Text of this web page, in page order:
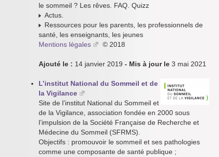
le sommeil ? Les rêves. FAQ. Quizz
Actus.
Ressources pour les parents, les professionnels de
santé, les enseignants, les jeunes
Mentions légales
© 2018
Ajouté le : 14 janvier 2019 - Mis à jour le 3 mai 2021
L’institut National du Sommeil et de
la Vigilance
Site de l’institut National du Sommeil et
de la Vigilance, association fondée en 2000 sous
l’impulsion de la Société Française de Recherche et
Médecine du Sommeil (SFRMS).
Objectifs : promouvoir le sommeil et ses pathologies
comme une composante de santé publique ;